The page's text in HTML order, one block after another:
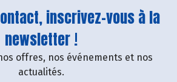
inscrivez-vous à la
newsletter !
offres, nos événements et nos
actualités.